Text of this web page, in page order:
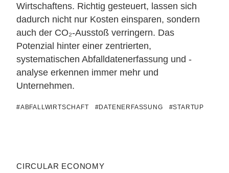
Wirtschaftens. Richtig gesteuert, lassen sich
dadurch nicht nur Kosten einsparen, sondern
auch der CO₂-Ausstoß verringern. Das
Potenzial hinter einer zentrierten,
systematischen Abfalldatenerfassung und -
analyse erkennen immer mehr und
Unternehmen.
#ABFALLWIRTSCHAFT #DATENERFASSUNG #STARTUP
CIRCULAR ECONOMY